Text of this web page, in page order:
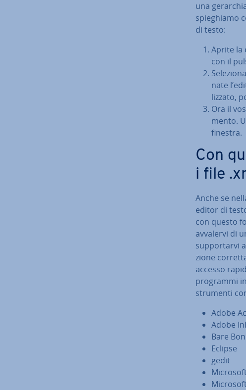
una
spie­ghia­mo
di testo:
Aprite la
con il
na­te
liz­za­to,
Ora il
men­to.
finestra.
Con
i file
Anche se
editor di
con questo
avvalervi di
sup­por­tar­vi
zio­ne
accesso
programmi
strumenti
Adobe
Adobe
Bare
Eclipse
gedit